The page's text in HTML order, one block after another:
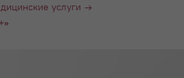
услуги →